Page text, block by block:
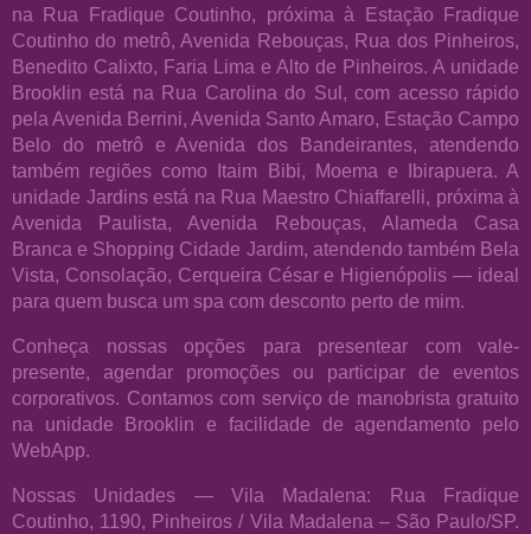
na Rua Fradique Coutinho, próxima à Estação Fradique
Coutinho do metrô, Avenida Rebouças, Rua dos Pinheiros,
Benedito Calixto, Faria Lima e Alto de Pinheiros. A unidade
Brooklin está na Rua Carolina do Sul, com acesso rápido
pela Avenida Berrini, Avenida Santo Amaro, Estação Campo
Belo do metrô e Avenida dos Bandeirantes, atendendo
também regiões como Itaim Bibi, Moema e Ibirapuera. A
unidade Jardins está na Rua Maestro Chiaffarelli, próxima à
Avenida Paulista, Avenida Rebouças, Alameda Casa
Branca e Shopping Cidade Jardim, atendendo também Bela
Vista, Consolação, Cerqueira César e Higienópolis — ideal
para quem busca um spa com desconto perto de mim.
Conheça nossas opções para presentear com vale-
presente, agendar promoções ou participar de eventos
corporativos. Contamos com serviço de manobrista gratuito
na unidade Brooklin e facilidade de agendamento pelo
WebApp.
Nossas Unidades — Vila Madalena: Rua Fradique
Coutinho, 1190, Pinheiros / Vila Madalena – São Paulo/SP.